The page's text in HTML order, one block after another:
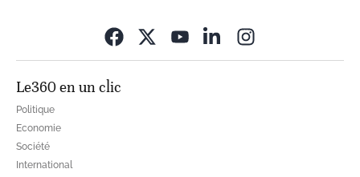
Le360 en un clic
Politique
Economie
Société
International